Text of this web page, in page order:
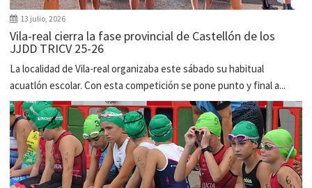
13 julio, 2026
Vila-real cierra la fase provincial de Castellón de los
JJDD TRICV 25-26
La localidad de Vila-real organizaba este sábado su habitual
acuatlón escolar. Con esta competición se pone punto y final a...